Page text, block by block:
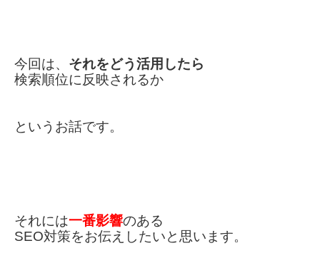
今回は、 それをどう活用したら
検索順位に反映されるか
というお話です。
それには一番影響のある
SEO対策をお伝えしたいと思います。